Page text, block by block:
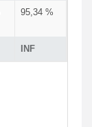
INF
95,34 %